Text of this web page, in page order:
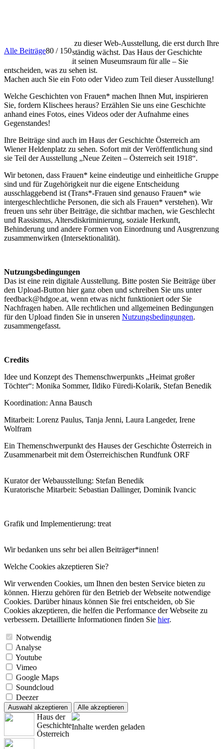
Herzlich willkommen zu dieser Web-Ausstellung, die erst durch Ihre
Beiträge entsteht und ständig wächst. Das Haus der Geschichte
Österreich öffnet damit seinen Museumsraum für alle – Sie
entscheiden, was zu sehen ist.
Machen auch Sie ein Foto oder Video zum Teil dieser Ausstellung!
Welche Geschichten von Frauen* machen Ihnen Mut, inspirieren
Sie, fordern Klischees heraus? Erzählen Sie uns eine Geschichte
anhand eines Fotos, eines Videos oder der Aufnahme eines
Gegenstandes!
Ihre Beiträge sind auch im Haus der Geschichte Österreich am
Wiener Heldenplatz zu sehen. Sofort mit der Veröffentlichung sind
sie Teil der Ausstellung „Neue Zeiten – Österreich seit 1918“.
Wir betonen, dass Frauen* keine eindeutige und einheitliche Gruppe
sind und für Zugehörigkeit nur die eigene Entscheidung
ausschlaggebend ist (Trans*-Frauen sind genauso Frauen* wie
intergeschlechtliche Personen, die sich als Frauen* verstehen). Wir
freuen uns sehr über Beiträge, die sichtbar machen, wie Geschlecht
und Rassismus, Altersdiskriminierung, soziale Herkunft,
Behinderung und andere Formen von Einordnung und Ausgrenzung
zusammenwirken (Intersektionalität).
Nutzungsbedingungen
Das ist eine rein digitale Ausstellung. Bitte posten Sie Beiträge über
den Upload-Button hier ganz oben und schreiben Sie uns unter
feedback@hdgoe.at, wenn etwas nicht funktioniert oder Sie
Nachfragen haben. Alle rechtlichen und allgemeinen Bedingungen
für den Upload finden Sie in unseren Nutzungsbedingungen.
zusammengefasst.
Credits
Idee und Konzept des Themenschwerpunkts „Heimat großer
Töchter“: Monika Sommer, Ildiko Füredi-Kolarik, Stefan Benedik
Koordination: Anna Bausch
Mitarbeit: Lorenz Paulus, Tanja Jenni, Laura Langeder, Irene
Wolfram
Ein Themenschwerpunkt des Hauses der Geschichte Österreich in
Zusammenarbeit mit dem Österreichischen Rundfunk ORF
Kurator der Webausstellung: Stefan Benedik
Kuratorische Mitarbeit: Sebastian Dallinger, Dominik Ivancic
Grafik und Implementierung: treat
Wir bedanken uns sehr bei allen Beiträger*innen!
Welche Cookies akzeptieren Sie?
Wir verwenden Cookies, um Ihnen den besten Service bieten zu
können. Hierzu gehören für den Betrieb der Webseite notwendige
Cookies. Darüber hinaus können Sie frei entscheiden, ob Sie
Cookies akzeptieren, die helfen die Performance der Webseite zu
verbessern. Detaillierte Informationen finden Sie hier.
Notwendig
Analyse
Youtube
Vimeo
Google Maps
Soundcloud
Deezer
Auswahl akzeptieren Alle akzeptieren
Haus der
Geschichte
Österreich
Inhalte werden geladen
Alle Beiträge80 / 150